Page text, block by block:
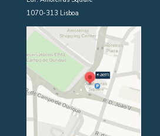
1070-313 Lisboa